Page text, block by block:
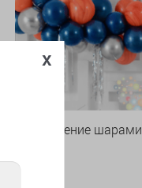
Оформление шарами
x